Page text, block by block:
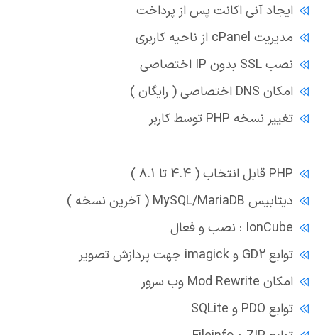
ایجاد آنی اکانت پس از پرداخت
مدیریت cPanel از ناحیه کاربری
نصب SSL بدون IP اختصاصی
امکان DNS اختصاصی ( رایگان )
تغییر نسخه PHP توسط کاربر
PHP قابل انتخاب ( 4.4 تا 8.1 )
دیتابیس MySQL/MariaDB ( آخرین نسخه )
IonCube : نصب و فعال
توابع GD2 و imagick جهت پردازش تصویر
امکان Mod Rewrite وب سرور
توابع PDO و SQLite